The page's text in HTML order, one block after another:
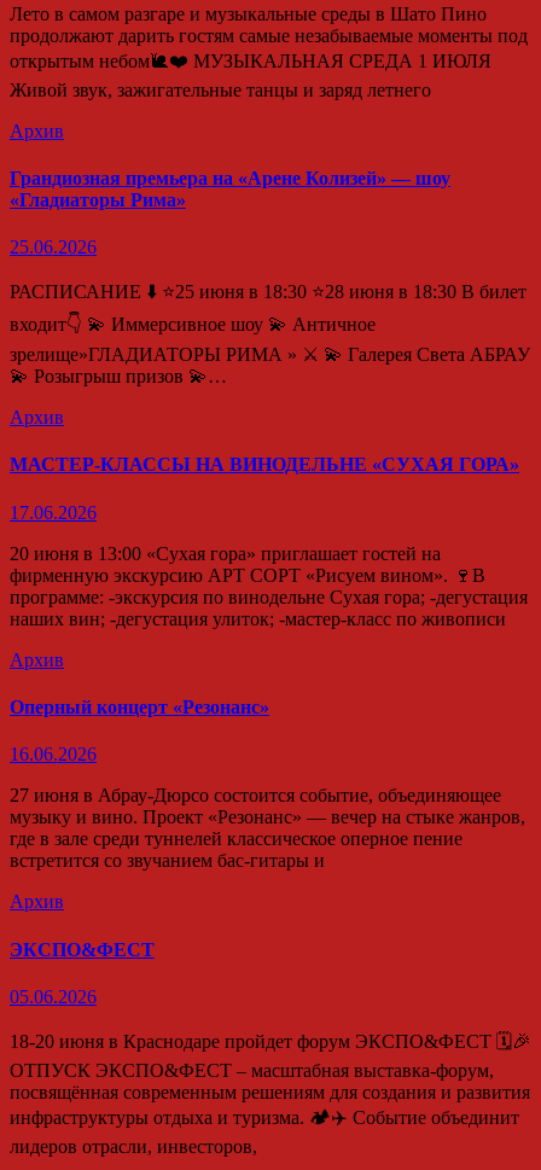
Лето в самом разгаре и музыкальные среды в Шато Пино
продолжают дарить гостям самые незабываемые моменты под
открытым небом🐌❤️ МУЗЫКАЛЬНАЯ СРЕДА 1 ИЮЛЯ
Живой звук, зажигательные танцы и заряд летнего
Архив
Грандиозная премьера на «Арене Колизей» — шоу
«Гладиаторы Рима»
25.06.2026
РАСПИСАНИЕ ⬇️ ⭐️25 июня в 18:30 ⭐️28 июня в 18:30 В билет
входит👇 💫 Иммерсивное шоу 💫 Античное
зрелище»ГЛАДИАТОРЫ РИМА » ⚔️ 💫 Галерея Света АБРАУ
💫 Розыгрыш призов 💫…
Архив
МАСТЕР-КЛАССЫ НА ВИНОДЕЛЬНЕ «СУХАЯ ГОРА»
17.06.2026
20 июня в 13:00 «Сухая гора» приглашает гостей на
фирменную экскурсию АРТ СОРТ «Рисуем вином». 🍷В
программе: -экскурсия по винодельне Сухая гора; -дегустация
наших вин; -дегустация улиток; -мастер-класс по живописи
Архив
Оперный концерт «Резонанс»
16.06.2026
27 июня в Абрау-Дюрсо состоится событие, объединяющее
музыку и вино. Проект «Резонанс» — вечер на стыке жанров,
где в зале среди туннелей классическое оперное пение
встретится со звучанием бас-гитары и
Архив
ЭКСПО&ФЕСТ
05.06.2026
18-20 июня в Краснодаре пройдет форум ЭКСПО&ФЕСТ 🗓️🎉
ОТПУСК ЭКСПО&ФЕСТ – масштабная выставка-форум,
посвящённая современным решениям для создания и развития
инфраструктуры отдыха и туризма. 🏕️✈️ Событие объединит
лидеров отрасли, инвесторов,